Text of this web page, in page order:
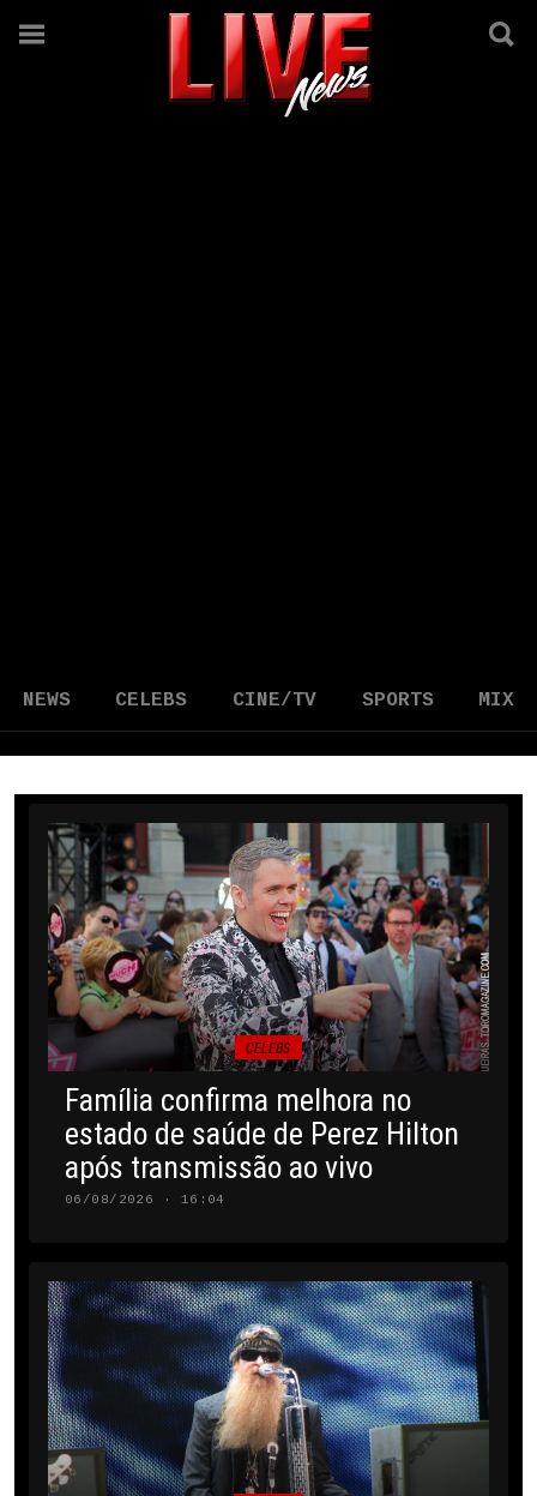
NEWS CELEBS CINE/TV SPORTS MIX
CELEBS
Família confirma melhora no
estado de saúde de Perez Hilton
após transmissão ao vivo
06/08/2026 · 16:04